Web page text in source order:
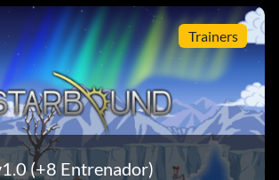
Trainers
(+8 Entrenador)